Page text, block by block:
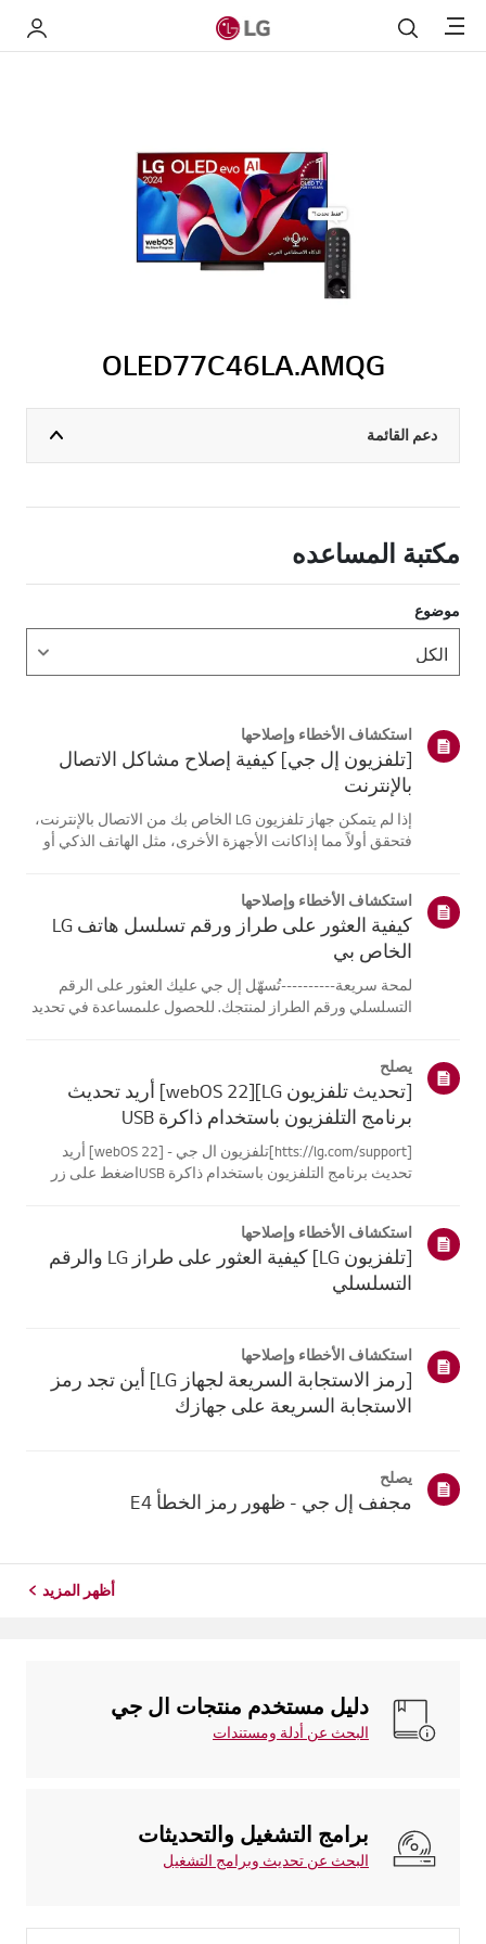
Menu بحث My LG
OLED77C46LA.AMQG
دعم القائمة
مكتبة المساعده
موضوع
استكشاف الأخطاء وإصلاحها
[تلفزيون إل جي] كيفية إصلاح مشاكل الاتصال
بالإنترنت
إذا لم يتمكن جهاز تلفزيون LG الخاص بك من الاتصال بالإنترنت،
فتحقق أولاً مما إذاكانت الأجهزة الأخرى، مثل الهاتف الذكي أو
تكمن في جها...
استكشاف الأخطاء وإصلاحها
كيفية العثور على طراز ورقم تسلسل هاتف LG
الخاص بي
لمحة سريعة----------تُسهّل إل جي عليك العثور على الرقم
التسلسلي ورقم الطراز لمنتجك. للحصول علىمساعدة في تحديد
تختلف الصور أو ا...
يصلح
[تحديث تلفزيون LG][webOS 22] أريد تحديث
برنامج التلفزيون باستخدام ذاكرة USB
[htts://lg.com/support]تلفزيون ال جي - [webOS 22] أريد
تحديث برنامج التلفزيون باستخدام ذاكرة USBاضغط على زر
قائمة دعم ال...
استكشاف الأخطاء وإصلاحها
[تلفزيون LG] كيفية العثور على طراز LG والرقم
التسلسلي
استكشاف الأخطاء وإصلاحها
[رمز الاستجابة السريعة لجهاز LG] أين تجد رمز
الاستجابة السريعة على جهازك
يصلح
مجفف إل جي - ظهور رمز الخطأ E4
أظهر المزيد
دليل مستخدم منتجات ال جي
البحث عن أدلة ومستندات
برامج التشغيل والتحديثات
البحث عن تحديث وبرامج التشغيل